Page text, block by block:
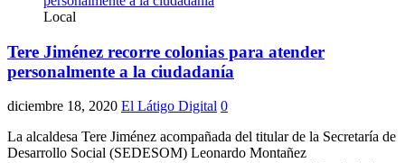
Local
Tere Jiménez recorre colonias para atender
personalmente a la ciudadanía
diciembre 18, 2020 El Látigo Digital 0
La alcaldesa Tere Jiménez acompañada del titular de la Secretaría de
Desarrollo Social (SEDESOM) Leonardo Montañez